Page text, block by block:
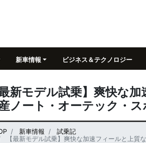
新車情報 ビジネス＆テクノロジー
最新モデル試乗】爽快な
ノート・オーテック・
新車情報
試乗記
【最新モデル試乗】爽快な加速フィールと上質